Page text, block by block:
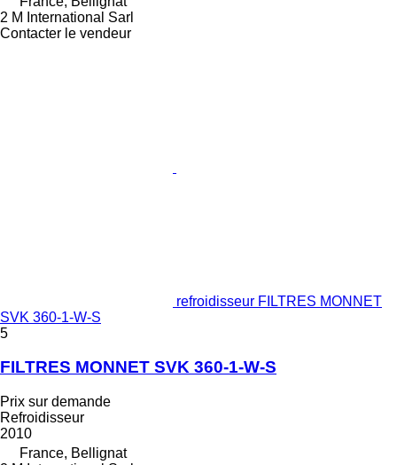
2 M International Sarl
Contacter le vendeur
refroidisseur FILTRES MONNET
SVK 360-1-W-S
5
FILTRES MONNET SVK 360-1-W-S
Prix sur demande
Refroidisseur
2010
France, Bellignat